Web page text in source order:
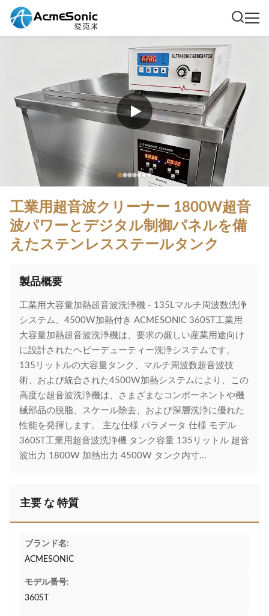
工業用超音波クリーナー 1800W超音
波パワーとデジタル制御パネルを備
えたステンレスステールタンク
製品概要
工業用大容量加熱超音波洗浄機 - 135Lマルチ周波数洗浄
システム、4500W加熱付き ACMESONIC 360ST工業用
大容量加熱超音波洗浄機は、要求の厳しい産業用途向け
に設計されたヘビーデューティー洗浄システムです。
135リットルの大容量タンク、マルチ周波数超音波技
術、および統合された4500W加熱システムにより、この
高度な超音波洗浄機は、さまざまなコンポーネントや機
械部品の脱脂、スケール除去、および深層洗浄に優れた
性能を発揮します。 主な仕様 パラメータ 仕様 モデル
360ST工業用超音波洗浄機 タンク容量 135リットル 超音
波出力 1800W 加熱出力 4500W タンク内寸...
主要 な 特質
ブランド名:
ACMESONIC
モデル番号:
360ST